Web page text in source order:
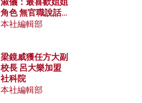
淑儀：最喜歡姐姐
角色 無官職說話
包袱少
本社編輯部
梁鏡威獲任方大副
校長 呂大樂加盟
社科院
本社編輯部